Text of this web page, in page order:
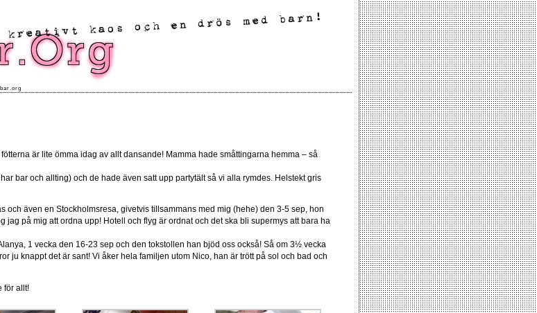
är lite ömma idag av allt dansande! Mamma hade småttingarna hemma – så
bar och allting) och de hade även satt upp partytält så vi alla rymdes. Helstekt gris
och även en Stockholmsresa, givetvis tillsammans med mig (hehe) den 3-5 sep, hon
jag på mig att ordna upp! Hotell och flyg är ordnat och det ska bli supermys att bara ha
1 vecka den 16-23 sep och den tokstollen han bjöd oss också! Så om 3½ vecka
ju knappt det är sant! Vi åker hela familjen utom Nico, han är trött på sol och bad och
för allt!